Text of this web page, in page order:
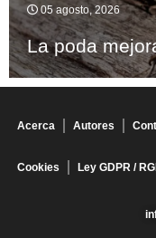
05 agosto, 2026
La poda
Acerca Autores
Cookies Ley GDPR /